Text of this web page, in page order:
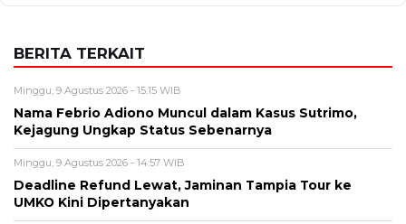
BERITA TERKAIT
Minggu, 9 Agustus 2026 - 15:15 WIB
Nama Febrio Adiono Muncul dalam Kasus Sutrimo,
Kejagung Ungkap Status Sebenarnya
Minggu, 9 Agustus 2026 - 14:57 WIB
Deadline Refund Lewat, Jaminan Tampia Tour ke
UMKO Kini Dipertanyakan